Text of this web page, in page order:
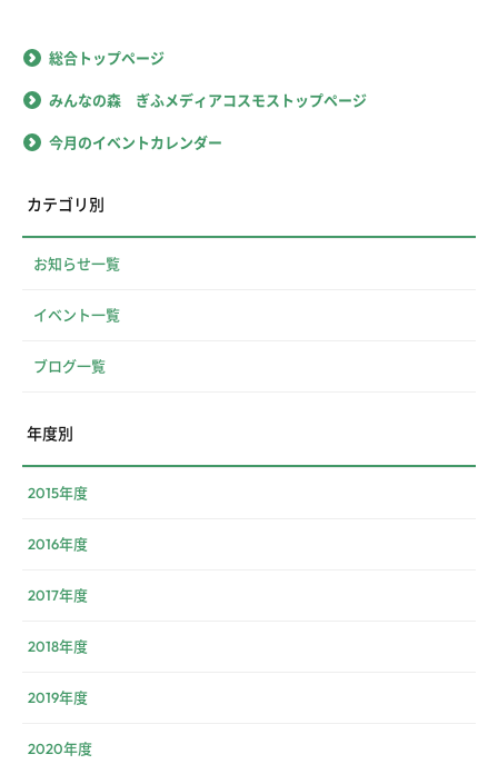
総合トップページ
みんなの森 ぎふメディアコスモストップページ
今月のイベントカレンダー
カテゴリ別
お知らせ一覧
イベント一覧
ブログ一覧
年度別
2015年度
2016年度
2017年度
2018年度
2019年度
2020年度